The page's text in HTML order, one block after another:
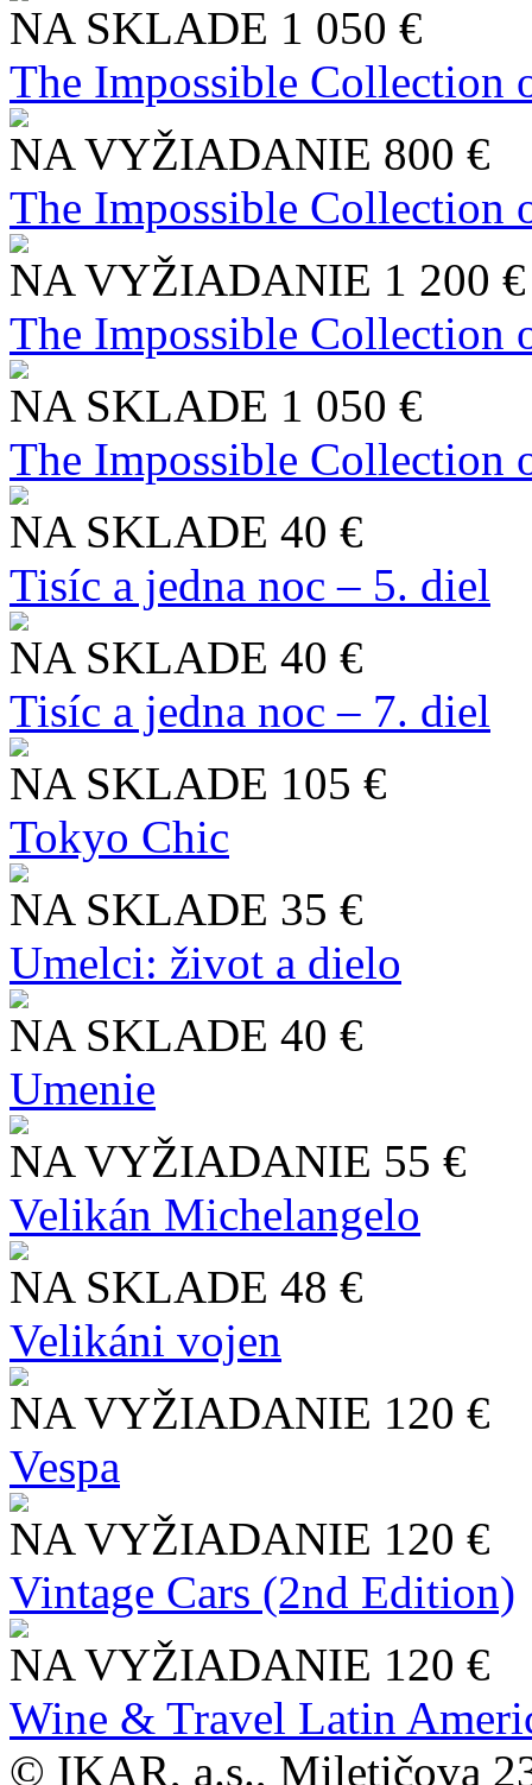
NA SKLADE 1 050 €
The Impossible Collection
NA VYŽIADANIE 800 €
The Impossible Collection
NA VYŽIADANIE 1 200 €
The Impossible Collection
NA SKLADE 1 050 €
The Impossible Collection
NA SKLADE 40 €
Tisíc a jedna noc – 5. diel
NA SKLADE 40 €
Tisíc a jedna noc – 7. diel
NA SKLADE 105 €
Tokyo Chic
NA SKLADE 35 €
Umelci: život a dielo
NA SKLADE 40 €
Umenie
NA VYŽIADANIE 55 €
Velikán Michelangelo
NA SKLADE 48 €
Velikáni vojen
NA VYŽIADANIE 120 €
Vespa
NA VYŽIADANIE 120 €
Vintage Cars (2nd Edition)
NA VYŽIADANIE 120 €
Wine & Travel Latin
© IKAR, a.s., Miletičova